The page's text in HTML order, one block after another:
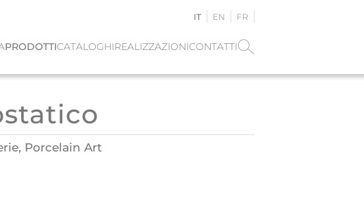
IT EN FR
PRODOTTICATALOGHIREALIZZAZIONICONTATTI
Porcelain Art